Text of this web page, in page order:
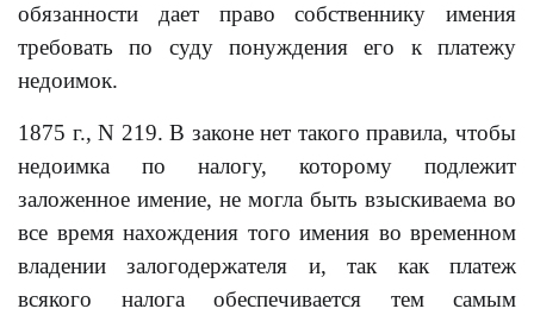
обязанности дает право собственнику имения
требовать по суду понуждения его к платежу
недоимок.
1875 г., N 219. В законе нет такого правила, чтобы
недоимка по налогу, которому подлежит
заложенное имение, не могла быть взыскиваема во
все время нахождения того имения во временном
владении залогодержателя и, так как платеж
всякого налога обеспечивается тем самым